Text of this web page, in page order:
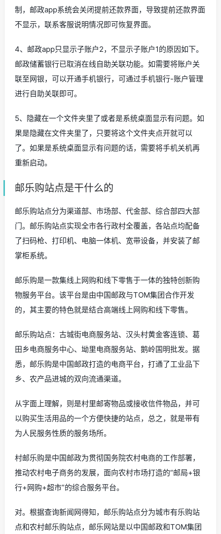
制，邮政app系统会关闭提前还款界面，导致提前还款界面
不显示，联系客服说明情况即可恢复界面。
4、邮政app只显示子账户2，不显示子账户1的原因如下。
邮政储蓄银行已取消在线自助关联功能。如需要将账户关
联至网银，可以开通手机银行，可通过手机银行-账户管理
进行自助关联即可。
5、隐藏在一个文件夹里了或者是系统桌面显示有问题。如
果是隐藏在文件夹里了，只要将这个文件夹点开就可以
了。如果是系统桌面显示有问题的话，需要将手机关机再
重新启动。
邮乐购站点是干什么的
邮乐购站点分为渠道部、市场部、代金部、综合部四大部
门。邮乐购站点实现全市各行政村全覆盖，各站点均配备
了扫码枪、打印机、电脑一体机、宽带设备，并安装了邮
掌柜系统。
邮乐购是一款集线上网购和线下零售于一体的独特创新购
物服务平台。该平台是由中国邮政与TOM集团合作开发
的，其主要的特色就是结合高端线上网购和线下零售。
邮乐购站点：古城街电商服务站、汉头村黄金客连锁、葛
田乡电商服务中心、坳里电商服务站、鹅岭国明批发。据
悉，邮乐购是中国邮政打造的电商平台，打通了工业品下
乡、农产品进城的双向流通渠道。
从字面上理解，则是村里邮寄物品或接收信件物品，并可
以购买生活用品的一个方便快捷的站点，总之，就是带有
为人民服务性质的服务场所。
村邮乐购是中国邮政为贯彻国务院农村电商的工作部署，
推动农村电子商务的发展，面向农村市场打造的“邮局+银
行+网购+超市”的综合服务平台。
对。根据查询新闻网得知，邮乐购站点分为城市有乐购站
点和农村邮乐购站点，邮乐网站是以中国邮政和TOM集团